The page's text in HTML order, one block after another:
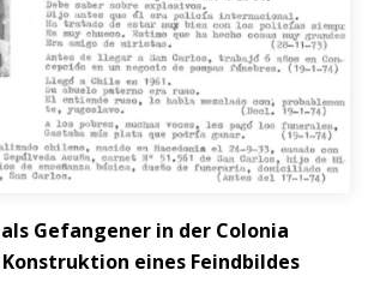
Gefangener in der Colonia
eines Feindbildes